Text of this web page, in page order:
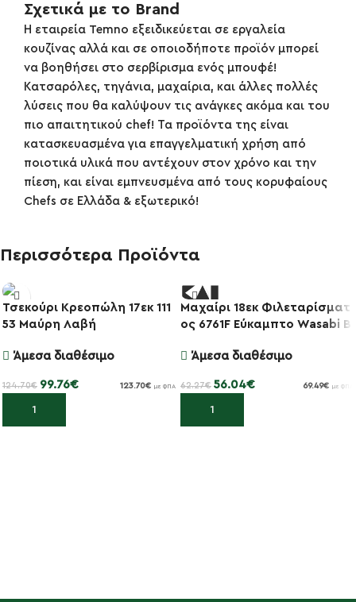
Σχετικά με το Brand
Η εταιρεία Temno εξειδικεύεται σε εργαλεία
κουζίνας αλλά και σε οποιοδήποτε προϊόν μπορεί
να βοηθήσει στο σερβίρισμα ενός μπουφέ!
Κατσαρόλες, τηγάνια, μαχαίρια, και άλλες πολλές
λύσεις που θα καλύψουν τις ανάγκες ακόμα και του
πιο απαιτητικού chef! Τα προϊόντα της είναι
κατασκευασμένα για επαγγελματική χρήση από
ποιοτικά υλικά που αντέχουν στον χρόνο και την
πίεση, και είναι εμπνευσμένα από τους κορυφαίους
Chefs σε Ελλάδα & εξωτερικό!
Περισσότερα Προϊόντα
-20%
Τσεκούρι Κρεοπώλη 17εκ 111
53 Μαύρη Λαβή
Άμεσα διαθέσιμο
124.70€ 99.76€ 123.70€ με ΦΠΑ
Προσθήκη στο καλάθι
Μαχαίρι 18εκ Φιλεταρίσματ
ος 6761F Εύκαμπτο Wasabi B
Άμεσα διαθέσιμο
62.27€ 56.04€ 69.49€ με ΦΠΑ
Προσθήκη στο καλάθι